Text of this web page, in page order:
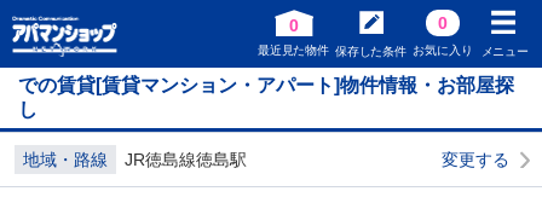
0
最近見た物件 保存した条件
0
お気に入り メニュー
での賃貸[賃貸マンション・アパート]物件情報・お部屋探
し
地域・路線 JR徳島線徳島駅 変更する